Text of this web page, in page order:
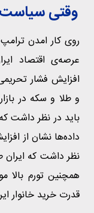
وقتی سیاست
روی کار امدن
عرصه‌ی اقتصاد
افزایش فشار
و طلا و سکه در
باید در نظر داشت
داده‌ها نشان از
نظر داشت که
همچنین تورم
قدرت خرید خانوار